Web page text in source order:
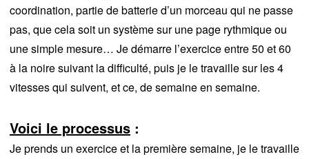
coordination, partie de batterie d’un morceau qui ne passe
pas, que cela soit un système sur une page rythmique ou
une simple mesure… Je démarre l’exercice entre 50 et 60
à la noire suivant la difficulté, puis je le travaille sur les 4
vitesses qui suivent, et ce, de semaine en semaine.
Voici le processus :
Je prends un exercice et la première semaine, je le travaille